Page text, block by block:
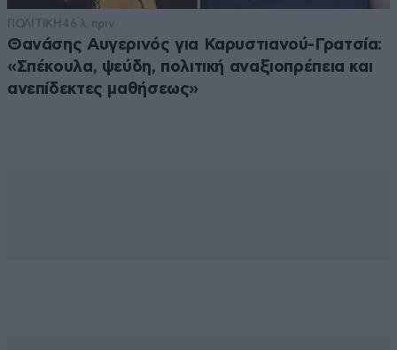
ΠΟΛΙΤΙΚΗ 46 λ. πριν
Θανάσης Αυγερινός για Καρυστιανού-Γρατσία:
«Σπέκουλα, ψεύδη, πολιτική αναξιοπρέπεια και
ανεπίδεκτες μαθήσεως»